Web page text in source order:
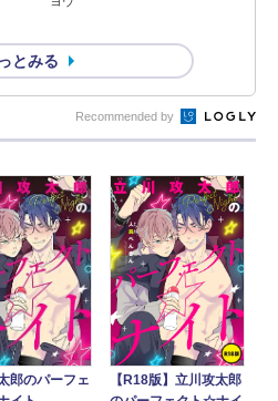
とみる
Recommended by
郎のパーフェ
【R18版】立川攻太郎